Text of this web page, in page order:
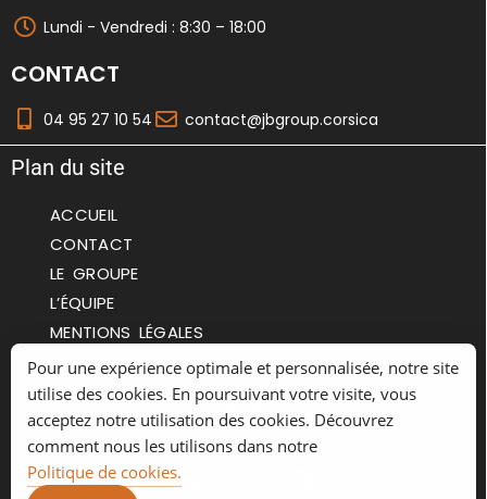
Lundi - Vendredi : 8:30 – 18:00
CONTACT
04 95 27 10 54 contact@jbgroup.corsica
Plan du site
ACCUEIL
CONTACT
LE GROUPE
L’ÉQUIPE
MENTIONS LÉGALES
CONFIDENTIALITÉ
NOS MARQUES
Pour une expérience optimale et personnalisée, notre site
utilise des cookies. En poursuivant votre visite, vous
acceptez notre utilisation des cookies. Découvrez
comment nous les utilisons dans notre
Politique de cookies.